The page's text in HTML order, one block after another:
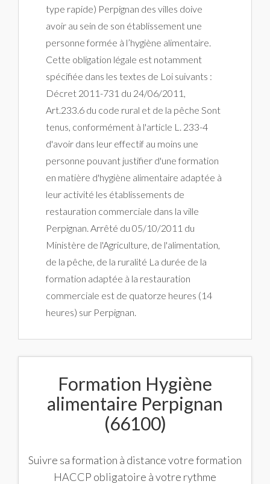
type rapide) Perpignan des villes doive
avoir au sein de son établissement une
personne formée à l’hygiène alimentaire.
Cette obligation légale est notamment
spécifiée dans les textes de Loi suivants :
Décret 2011-731 du 24/06/2011,
Art.233.6 du code rural et de la pêche Sont
tenus, conformément à l'article L. 233-4
d'avoir dans leur effectif au moins une
personne pouvant justifier d'une formation
en matière d'hygiène alimentaire adaptée à
leur activité les établissements de
restauration commerciale dans la ville
Perpignan. Arrêté du 05/10/2011 du
Ministère de l'Agriculture, de l'alimentation,
de la pêche, de la ruralité La durée de la
formation adaptée à la restauration
commerciale est de quatorze heures (14
heures) sur Perpignan.
Formation Hygiène
alimentaire Perpignan
(66100)
Suivre sa formation à distance votre formation
HACCP obligatoire à votre rythme